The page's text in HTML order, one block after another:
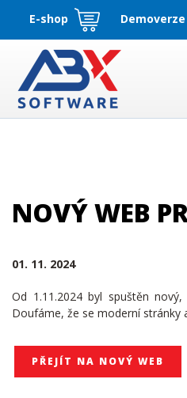
E-shop Demoverze
NOVÝ WEB
01. 11. 2024
Od 1.11.2024 byl spuštěn
Doufáme, že se moderní stránky
PŘEJÍT NA NOVÝ WEB